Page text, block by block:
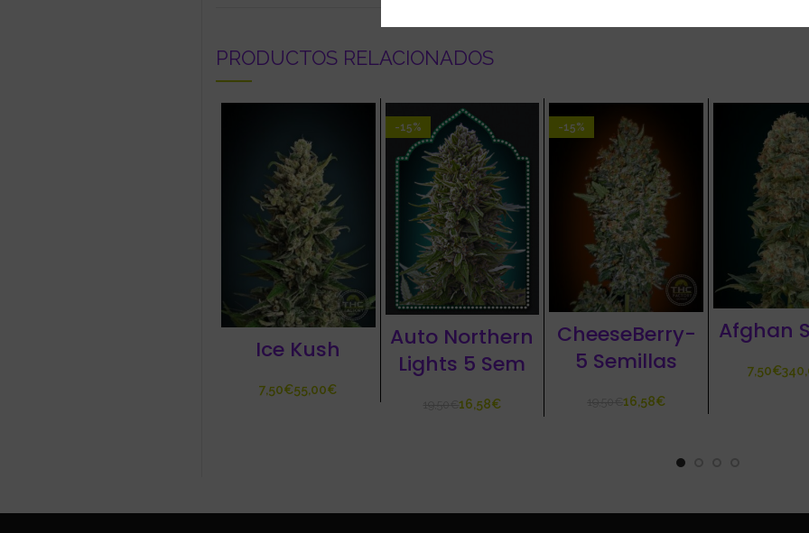
PRODUCTOS RELACIONADOS
Ice Kush
€ €
-15%
Auto Northern
Lights 5 Sem
€16,58€
-15%
CheeseBerry-
5 Semillas
€16,58€
Afghan
€